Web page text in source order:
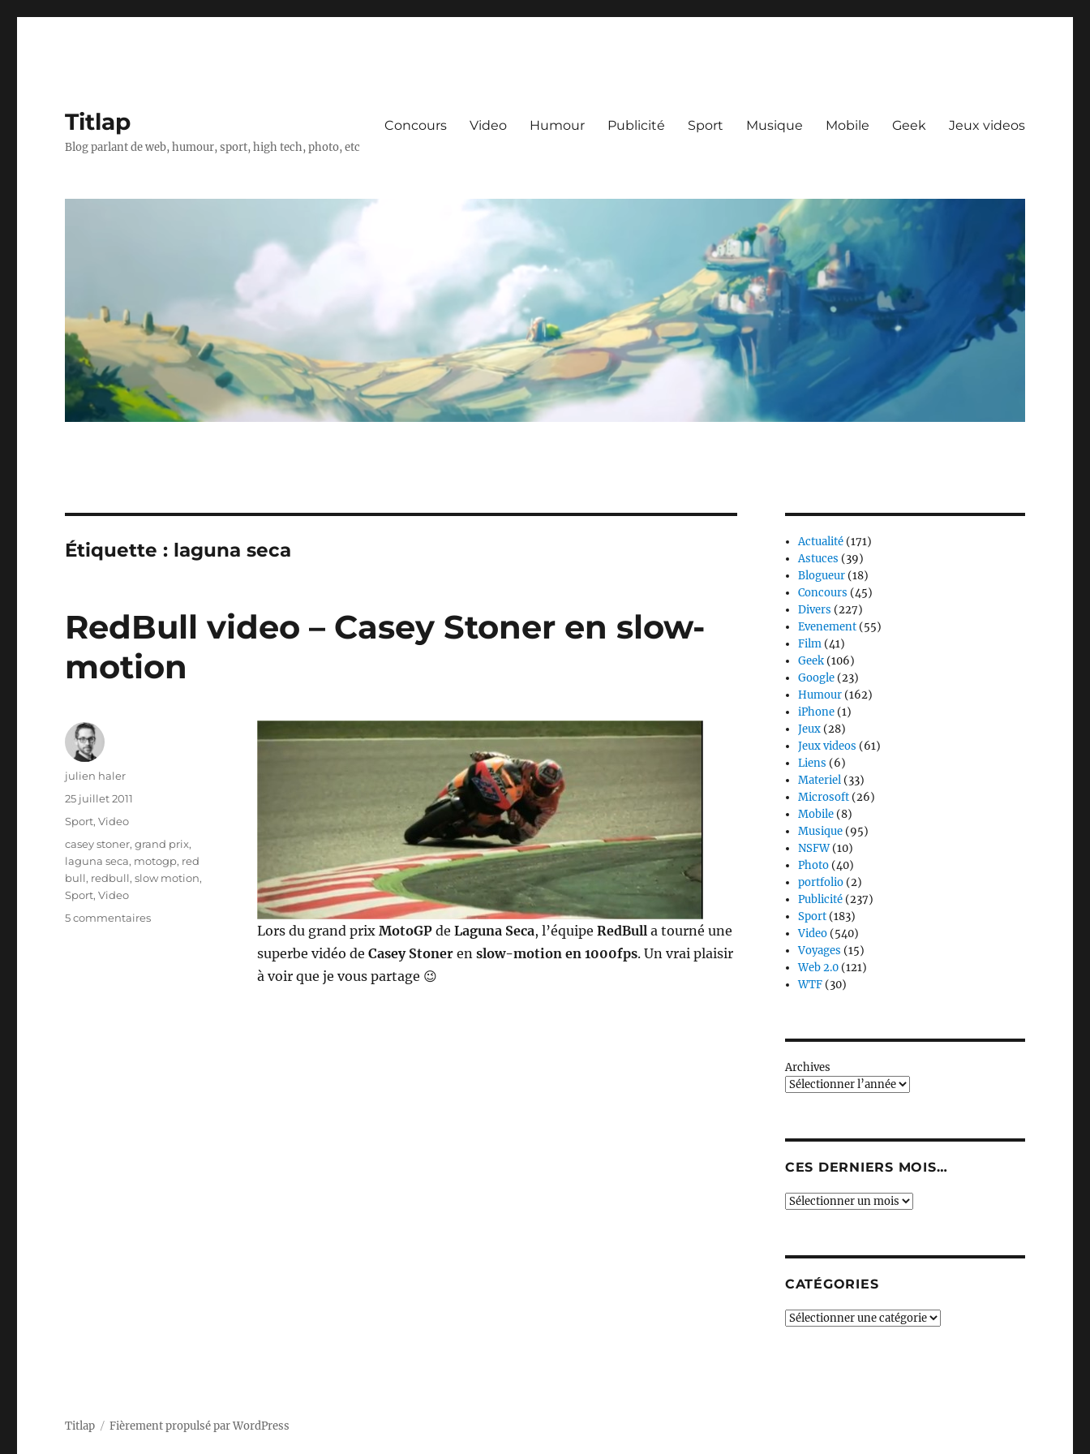
Titlap
Blog parlant de web, humour, sport, high tech, photo, etc
Concours Video Humour Publicité Sport Musique Mobile Geek Jeux videos
Étiquette : laguna seca
RedBull video – Casey Stoner en slow-
motion
Lors du grand prix MotoGP de Laguna Seca, l’équipe RedBull a tourné une
superbe vidéo de Casey Stoneren slow-motion en 1000fps. Un vrai plaisir
à voir que je vous partage 😉
Auteur
julien haler
Publié
25 juillet 2011
Catégories
Sport,Video
Étiquettes
casey stoner,grand prix,
laguna seca, motogp, red
bull, redbull,slow motion,
Sport,Video
5 commentairessur
Actualité (171)
Astuces (39)
Blogueur (18)
Concours (45)
Divers (227)
Evenement (55)
Film (41)
Geek (106)
Google (23)
Humour (162)
iPhone (1)
Jeux (28)
Jeux videos (61)
Liens (6)
Materiel (33)
Microsoft (26)
Mobile (8)
Musique (95)
NSFW(10)
Photo (40)
portfolio (2)
Publicité (237)
Sport (183)
Video (540)
Voyages (15)
Web 2.0 (121)
WTF (30)
Archives
CES DERNIERS MOIS…
Ces
CATÉGORIES
Catégories
Titlap Fièrement propulsé par WordPress